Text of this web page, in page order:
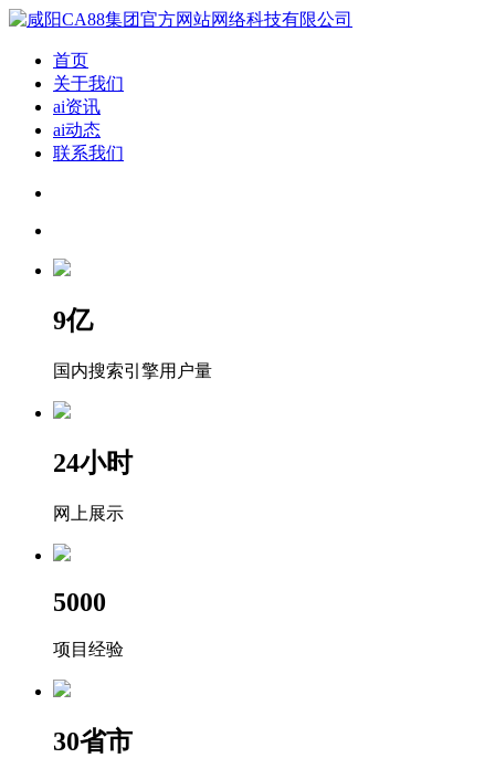
首页
关于我们
ai资讯
ai动态
联系我们
9亿
国内搜索引擎用户量
24小时
网上展示
5000
项目经验
30省市